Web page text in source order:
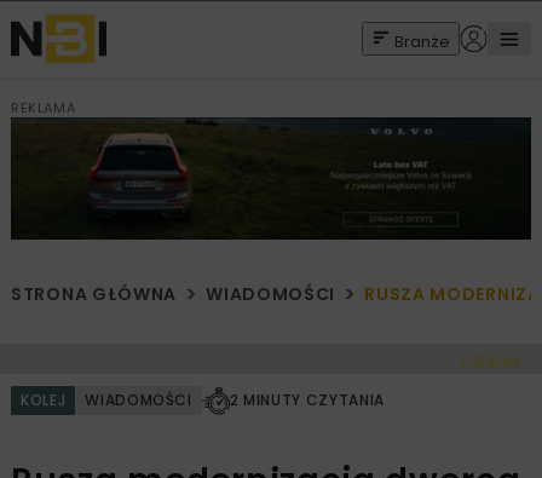
Branże
REKLAMA
STRONA GŁÓWNA WIADOMOŚCI RUSZA
< Cofnij
KOLEJ WIADOMOŚCI 2 MINUTY CZYTANIA